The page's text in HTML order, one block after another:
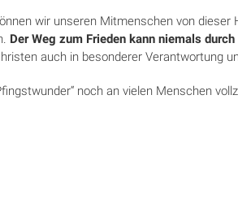
wir unseren Mitmenschen von
Der Weg zum Frieden kann niemals
auch in besonderer Verantwortung
noch an vielen Menschen